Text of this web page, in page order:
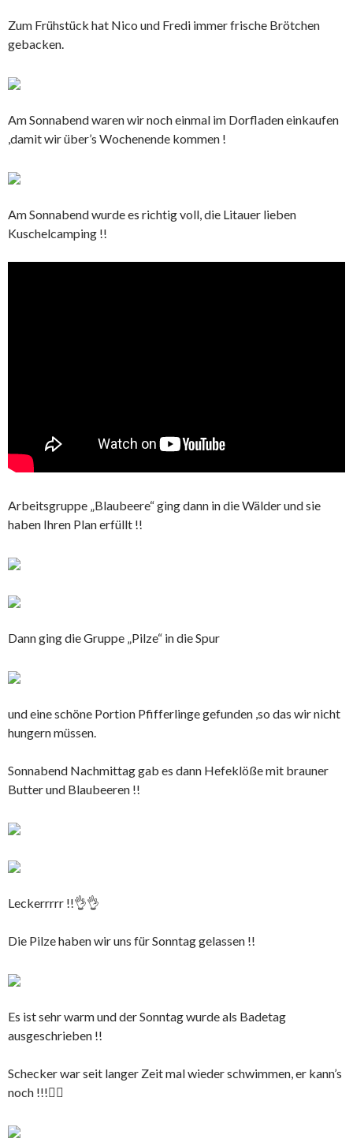
Zum Frühstück hat Nico und Fredi immer frische Brötchen
gebacken.
Am Sonnabend waren wir noch einmal im Dorfladen einkaufen
,damit wir über’s Wochenende kommen !
Am Sonnabend wurde es richtig voll, die Litauer lieben
Kuschelcamping !!
Arbeitsgruppe „Blaubeere“ ging dann in die Wälder und sie
haben Ihren Plan erfüllt !!
Dann ging die Gruppe „Pilze“ in die Spur
und eine schöne Portion Pfifferlinge gefunden ,so das wir nicht
hungern müssen.
Sonnabend Nachmittag gab es dann Hefeklöße mit brauner
Butter und Blaubeeren !!
Leckerrrrr !!👌👌
Die Pilze haben wir uns für Sonntag gelassen !!
Es ist sehr warm und der Sonntag wurde als Badetag
ausgeschrieben !!
Schecker war seit langer Zeit mal wieder schwimmen, er kann’s
noch !!!🏊‍♀️